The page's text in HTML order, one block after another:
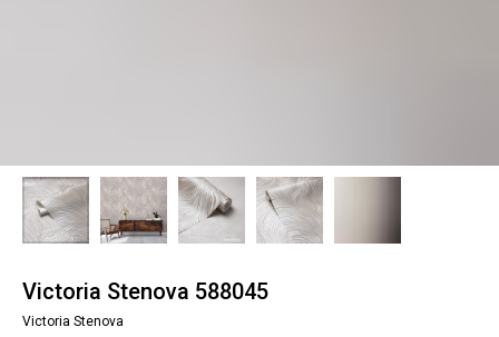
Victoria Stenova 588045
Victoria Stenova